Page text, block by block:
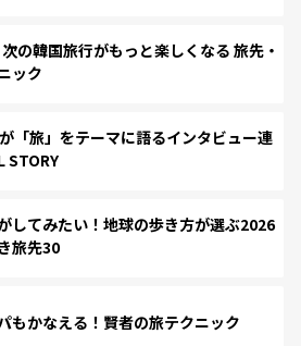
韓国旅行がもっと楽しくなる 旅先・
ック
「旅」をテーマに語るインタビュー連
STORY
してみたい！地球の歩き方が選ぶ2026
旅先30
もかなえる！賢者の旅テクニック